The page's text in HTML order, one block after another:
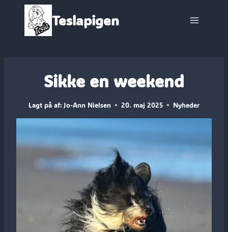
Fortsæt
indhold
Teslapigen
Sikke en weekend
Lagt på af: Jo-Ann Nielsen 20. maj 2025 Nyheder